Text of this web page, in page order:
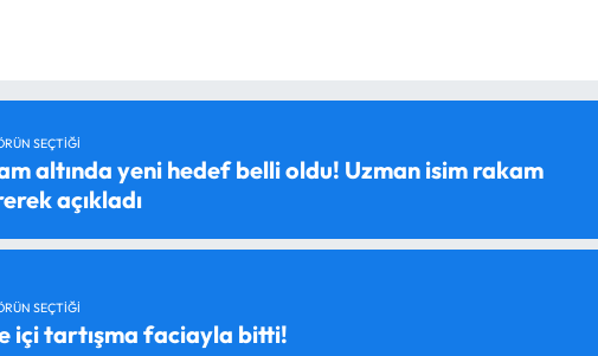
SEÇTIĞI
altında yeni hedef belli oldu! Uzman isim rakam
açıkladı
SEÇTIĞI
içi tartışma faciayla bitti!